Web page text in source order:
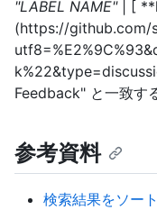
"LABEL NAME"
| [
(https://github.com/
Feedback" と一致す
参考資料
検索結果をソー